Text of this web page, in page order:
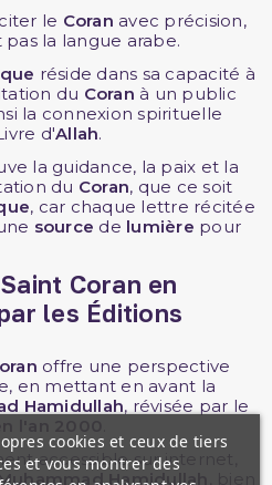
le Coran avec précision,
la langue arabe.
réside dans sa capacité à
du Coran à un public
la connexion spirituelle
d'Allah.
la guidance, la paix et la
du Coran, que ce soit
, car chaque lettre récitée
source de lumière pour
Coran en
les Éditions
offre une perspective
en mettant en avant la
Hamidullah, révisée par le
accessible sur internet,
Hamidullah
cookies et ceux de tiers
et vous montrer des